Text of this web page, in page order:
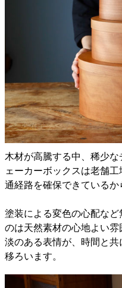
木材が高騰する中、稀少
ェーカーボックスは老舗
通経路を確保できているか
塗装による変色の心配な
のは天然素材の心地よい
淡のある表情が、時間と
移ろいます。